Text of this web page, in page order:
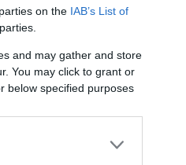
on the IAB’s List of
and may gather and store
You may click to grant or
below specified purposes